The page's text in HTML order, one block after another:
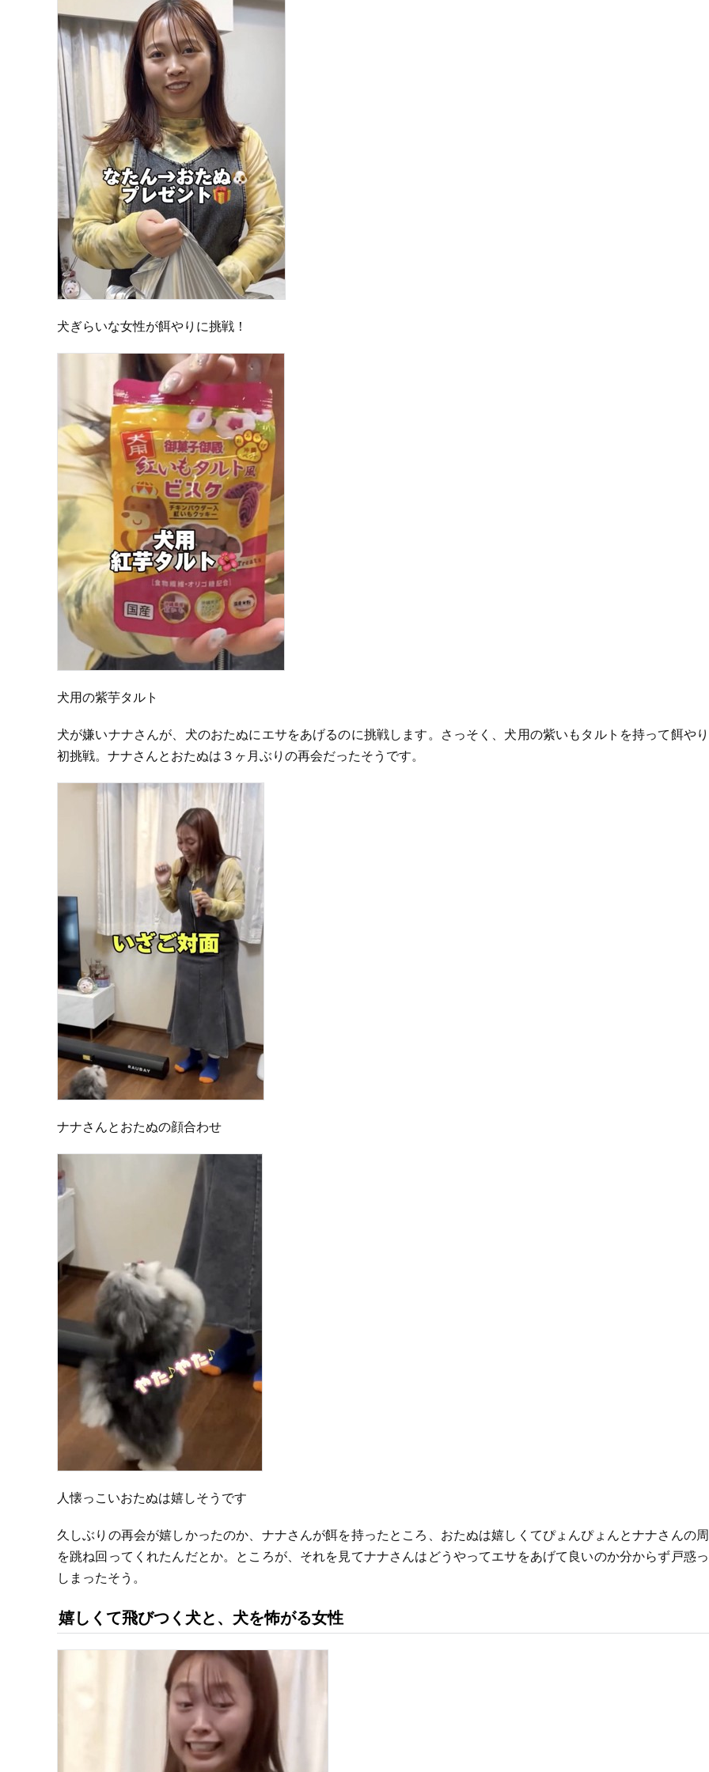
犬ぎらいな女性が餌やりに挑戦！
犬用の紫芋タルト
犬が嫌いナナさんが、犬のおたぬにエサをあげるのに挑戦します。さっそく、犬用の紫いもタルトを持って餌や
初挑戦。ナナさんとおたぬは３ヶ月ぶりの再会だったそうです。
ナナさんとおたぬの顔合わせ
人懐っこいおたぬは嬉しそうです
久しぶりの再会が嬉しかったのか、ナナさんが餌を持ったところ、おたぬは嬉しくてぴょんぴょんとナナさんの
を跳ね回ってくれたんだとか。ところが、それを見てナナさんはどうやってエサをあげて良いのか分からず戸惑
しまったそう。
嬉しくて飛びつく犬と、犬を怖がる女性